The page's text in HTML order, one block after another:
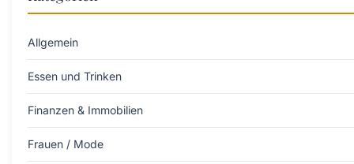
Allgemein
Essen und Trinken
Finanzen & Immobilien
Frauen / Mode